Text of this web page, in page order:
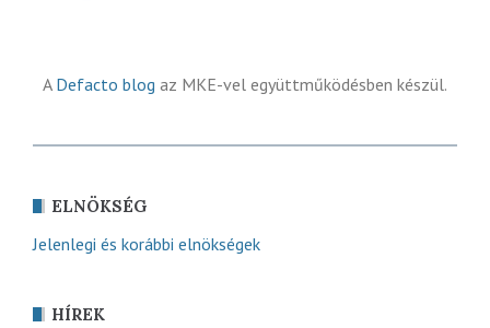
A Defacto blog az MKE-vel együttműködésben készül.
ELNÖKSÉG
Jelenlegi és korábbi elnökségek
HÍREK